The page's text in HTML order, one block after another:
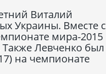
Виталий
Украины. Вместе с
мира-2015
Левченко был
на чемпионате